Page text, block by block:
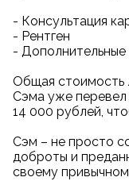
- Консультация
- Рентген
- Дополнительные
Общая стоимость
Сэма уже перевел
14 000 рублей,
Сэм – не просто
доброты и
своему